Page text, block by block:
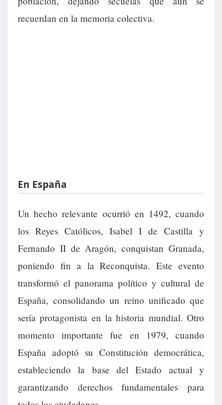
recuerdan en la memoria colectiva.
En España
Un hecho relevante ocurrió en 1492, cuando
los Reyes Católicos, Isabel I de Castilla y
Fernando II de Aragón, conquistan Granada,
poniendo fin a la Reconquista. Este evento
transformó el panorama político y cultural de
España, consolidando un reino unificado que
sería protagonista en la historia mundial. Otro
momento importante fue en 1979, cuando
España adoptó su Constitución democrática,
estableciendo la base del Estado actual y
garantizando derechos fundamentales para